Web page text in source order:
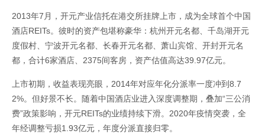
2013年7月，开元产业信托在港交所挂牌上市，成为全球首个中国
酒店REITs。彼时的资产包堪称豪华：杭州开元名都、千岛湖开元
度假村、宁波开元名都、长春开元名都、萧山宾馆、开封开元名
都，合计6家酒店、2375间客房，资产估值高达39.97亿元。
上市初期，收益表现亮眼，2014年对应年化分派率一度冲到8.7
2%。但好景不长。随着中国酒店业进入深度调整期，叠加“三公消
费”政策影响，开元REITs的业绩持续下滑。2020年疫情突袭，全
年经调整亏损1.93亿元，年度分派直接归零。